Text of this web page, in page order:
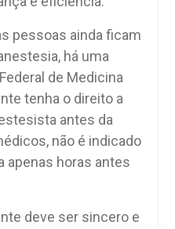
pessoas ainda ficam
há uma
de Medicina
tenha o direito a
antes da
não é indicado
apenas horas antes
deve ser sincero e